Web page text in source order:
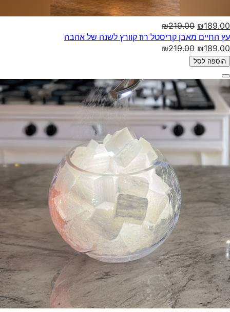
₪189.00
₪219.00
עץ החיים מאבן קריסטל רוז קוורץ לשנה של אהבה
₪189.00
₪219.00
הוספה לסל